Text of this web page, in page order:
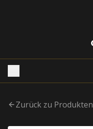
Zurück zu Produkten